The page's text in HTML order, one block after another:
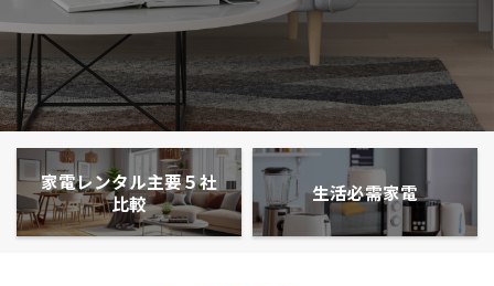
家電レンタル主要５社
比較
生活必需家電